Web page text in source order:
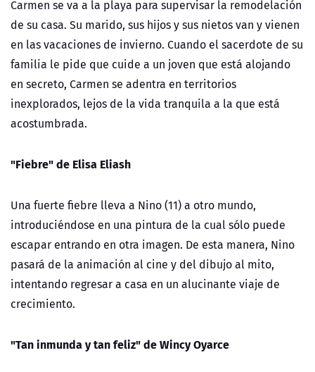
Carmen se va a la playa para supervisar la remodelación
de su casa. Su marido, sus hijos y sus nietos van y vienen
en las vacaciones de invierno. Cuando el sacerdote de su
familia le pide que cuide a un joven que está alojando
en secreto, Carmen se adentra en territorios
inexplorados, lejos de la vida tranquila a la que está
acostumbrada.
"Fiebre" de Elisa Eliash
Una fuerte fiebre lleva a Nino (11) a otro mundo,
introduciéndose en una pintura de la cual sólo puede
escapar entrando en otra imagen. De esta manera, Nino
pasará de la animación al cine y del dibujo al mito,
intentando regresar a casa en un alucinante viaje de
crecimiento.
"Tan inmunda y tan feliz" de Wincy Oyarce